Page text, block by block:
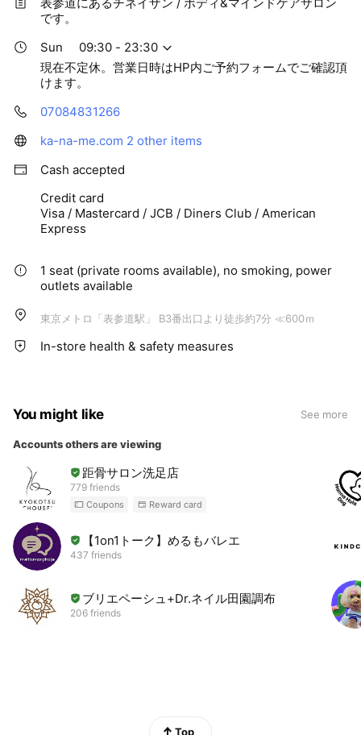
・チネイザン・プラクティショナー（日本チネイザン協会）
・高度認定整体師（日本整体セラピスト認定協会）
・トリガーポイントマスター（日本整体セラピスト認定協会）
・頭蓋・内臓整体師（日本整体セラピスト認定協会）
文部省・厚生省認定校）
・トークセンマッサージ 基礎コース修了（タイ国文部省・厚
・アロマテラピーアドバイザー（日本アロマ環境協会）
・アクセスコンシャスネス バーズ（Access Bars®）プラク
ティショナー
表参道にあるチネイザン / ボディ&マインドケアサロン
です。
Sun
09:30 - 23:30
現在不定休。営業日時はHP内ご予約フォームでご確認頂
けます。
07084831266
ka-na-me.com 2 other items
Cash accepted
Credit card
Visa / Mastercard / JCB / Diners Club / American
Express
1 seat (private rooms available), no smoking, power
outlets available
東京メトロ「表参道駅」 B3番出口より徒歩約7分 ≪600ｍ
In-store health & safety measures
You might like See more
Accounts others are viewing
距骨サロン洗足店
779 friends
Coupons Reward card
【1on1トーク】めるもバレエ
437 friends
ブリエペーシュ+Dr.ネイル田園調布
206 friends
Top